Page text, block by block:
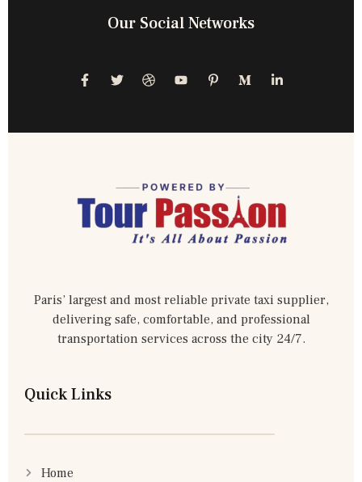
Our Social Networks
Paris’ largest and most reliable private taxi supplier,
delivering safe, comfortable, and professional
transportation services across the city 24/7.
Quick Links
Home